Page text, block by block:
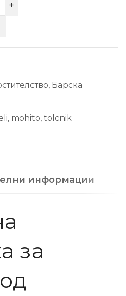
, Барска
, mohito, tolcnik
информации
за